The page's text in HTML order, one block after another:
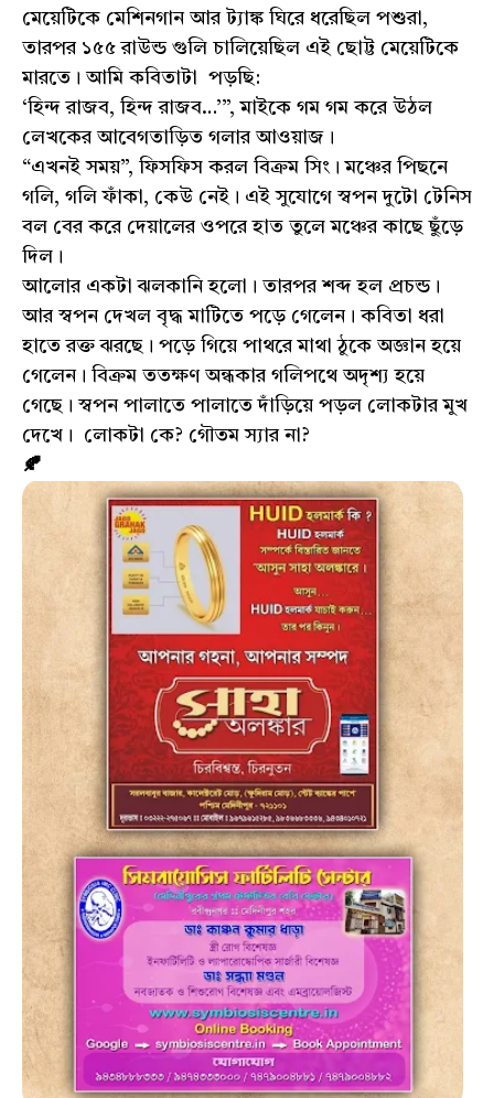
মেয়েটিকে মেশিনগান আর ট্যাঙ্ক ঘিরে ধরেছিল পশুরা,
তারপর ১৫৫ রাউন্ড গুলি চালিয়েছিল এই ছোট্ট মেয়েটিকে
মারতে। আমি কবিতাটা পড়ছি:
‘হিন্দ রাজব, হিন্দ রাজব…’”, মাইকে গম গম করে উঠল
লেখকের আবেগতাড়িত গলার আওয়াজ।
“এখনই সময়”, ফিসফিস করল বিক্রম সিং। মঞ্চের পিছনে
গলি, গলি ফাঁকা, কেউ নেই। এই সুযোগে স্বপন দুটো টেনিস
বল বের করে দেয়ালের ওপরে হাত তুলে মঞ্চের কাছে ছুঁড়ে
দিল।
আলোর একটা ঝলকানি হলো। তারপর শব্দ হল প্রচন্ড।
আর স্বপন দেখল বৃদ্ধ মাটিতে পড়ে গেলেন। কবিতা ধরা
হাতে রক্ত ঝরছে। পড়ে গিয়ে পাথরে মাথা ঠুকে অজ্ঞান হয়ে
গেলেন। বিক্রম ততক্ষণ অন্ধকার গলিপথে অদৃশ্য হয়ে
গেছে। স্বপন পালাতে পালাতে দাঁড়িয়ে পড়ল লোকটার মুখ
দেখে। লোকটা কে? গৌতম স্যার না?
🍂